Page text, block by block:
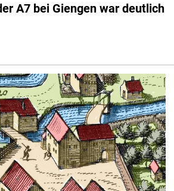
A7 bei Giengen war deutlich